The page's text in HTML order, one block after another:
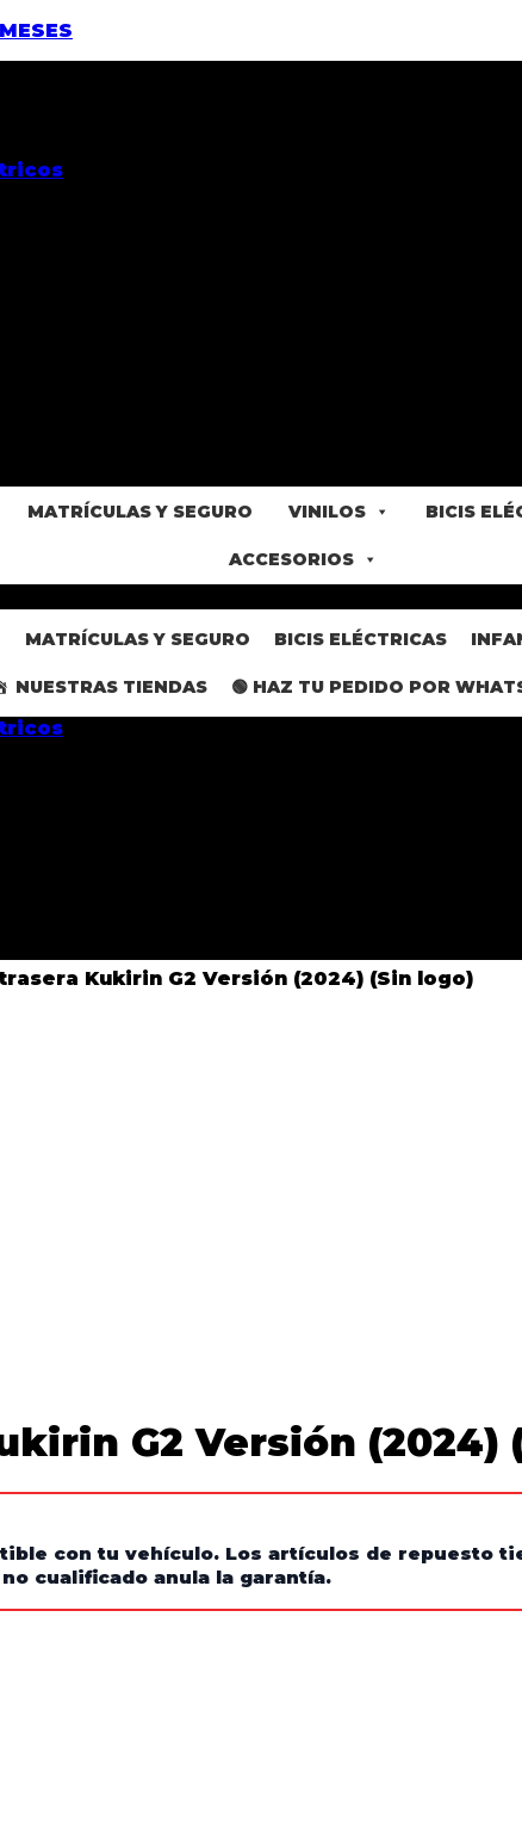
MATRÍCULAS Y SEGURO VINILOS BICIS
ACCESORIOS
MATRÍCULAS Y SEGURO BICIS ELÉCTRICAS
NUESTRAS TIENDAS 🟢 HAZ TU PEDIDO POR
Kukirin G2 Versión (2024) (Sin logo)
G2 Versión (2024)
con tu vehículo. Los artículos de repuesto
cualificado anula la garantía.